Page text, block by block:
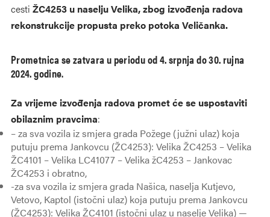
cesti ŽC4253 u naselju Velika, zbog izvođenja radova
rekonstrukcije propusta preko potoka Veličanka.
Prometnica se zatvara u periodu od 4. srpnja do 30. rujna
2024. godine.
Za vrijeme izvođenja radova promet će se uspostaviti
obilaznim pravcima:
– za sva vozila iz smjera grada Požege (južni ulaz) koja
putuju prema Jankovcu (ŽC4253): Velika ŽC4253 – Velika
ŽC4101 – Velika LC41077 – Velika žC4253 – Jankovac
ŽC4253 i obratno,
-za sva vozila iz smjera grada Našica, naselja Kutjevo,
Vetovo, Kaptol (istočni ulaz) koja putuju prema Jankovcu
(ŽC4253): Velika ŽC4101 (istočni ulaz u naselje Velika) —